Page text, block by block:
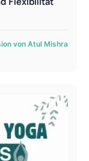
von Atul Mishra